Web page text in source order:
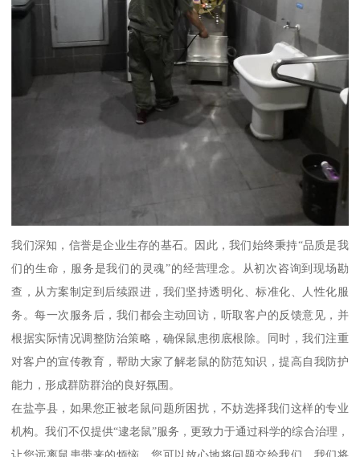
我们深知，信誉是企业生存的基石。因此，我们始终秉持“品质是我
们的生命，服务是我们的灵魂”的经营理念。从初次咨询到现场勘
查，从方案制定到后续跟进，我们坚持透明化、标准化、人性化服
务。每一次服务后，我们都会主动回访，听取客户的反馈意见，并
根据实际情况调整防治策略，确保鼠患彻底根除。同时，我们注重
对客户的宣传教育，帮助大家了解老鼠的防范知识，提高自我防护
能力，形成群防群治的良好氛围。
在盐亭县，如果您正被老鼠问题所困扰，不妨选择我们这样的专业
机构。我们不仅提供“逮老鼠”服务，更致力于通过科学的综合治理，